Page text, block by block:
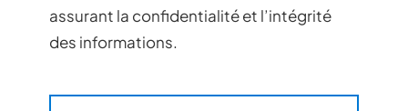
assurant la confidentialité et l’intégrité
des informations.